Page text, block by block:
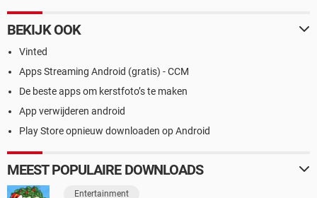
BEKIJK OOK
Vinted
Apps Streaming Android (gratis) - CCM
De beste apps om kerstfoto’s te maken
App verwijderen android
Play Store opnieuw downloaden op Android
MEEST POPULAIRE DOWNLOADS
Entertainment